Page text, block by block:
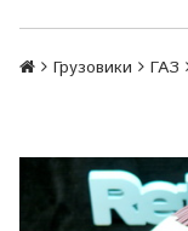
Грузовики ГАЗ